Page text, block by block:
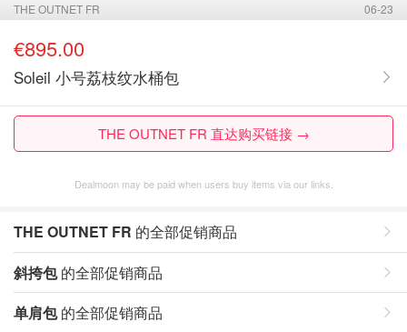
THE OUTNET FR 06-23
€895.00
Soleil 小号荔枝纹水桶包
THE OUTNET FR 直达购买链接 →
Dealmoon may be paid when users buy items via our links.
THE OUTNET FR 的全部促销商品
斜挎包的全部促销商品
单肩包的全部促销商品